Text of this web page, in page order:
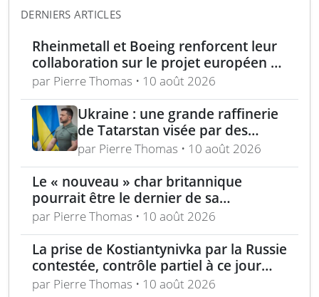
DERNIERS ARTICLES
Rheinmetall et Boeing renforcent leur
collaboration sur le projet européen de
drone de combat CCA
par Pierre Thomas • 10 août 2026
Ukraine : une grande raffinerie
de Tatarstan visée par des
bombardements
par Pierre Thomas • 10 août 2026
Le « nouveau » char britannique
pourrait être le dernier de sa
génération
par Pierre Thomas • 10 août 2026
La prise de Kostiantynivka par la Russie
contestée, contrôle partiel à ce jour
selon Londres
par Pierre Thomas • 10 août 2026